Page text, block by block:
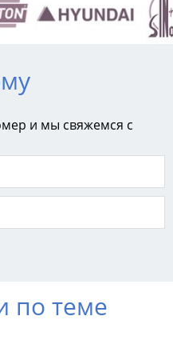
и мы свяжемся с
по теме